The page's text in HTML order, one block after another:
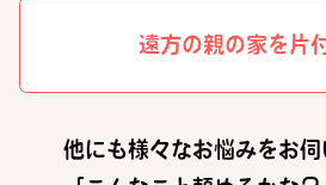
遠方の親の家を 片
他にも様々なお悩みをお伺